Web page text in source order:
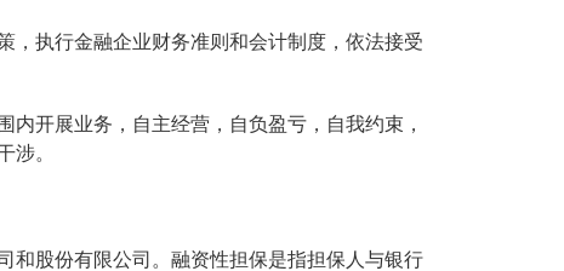
，执行金融企业财务准则和会计制度，依法接受
开展业务，自主经营，自负盈亏，自我约束，
涉。
和股份有限公司。融资性担保是指担保人与银行